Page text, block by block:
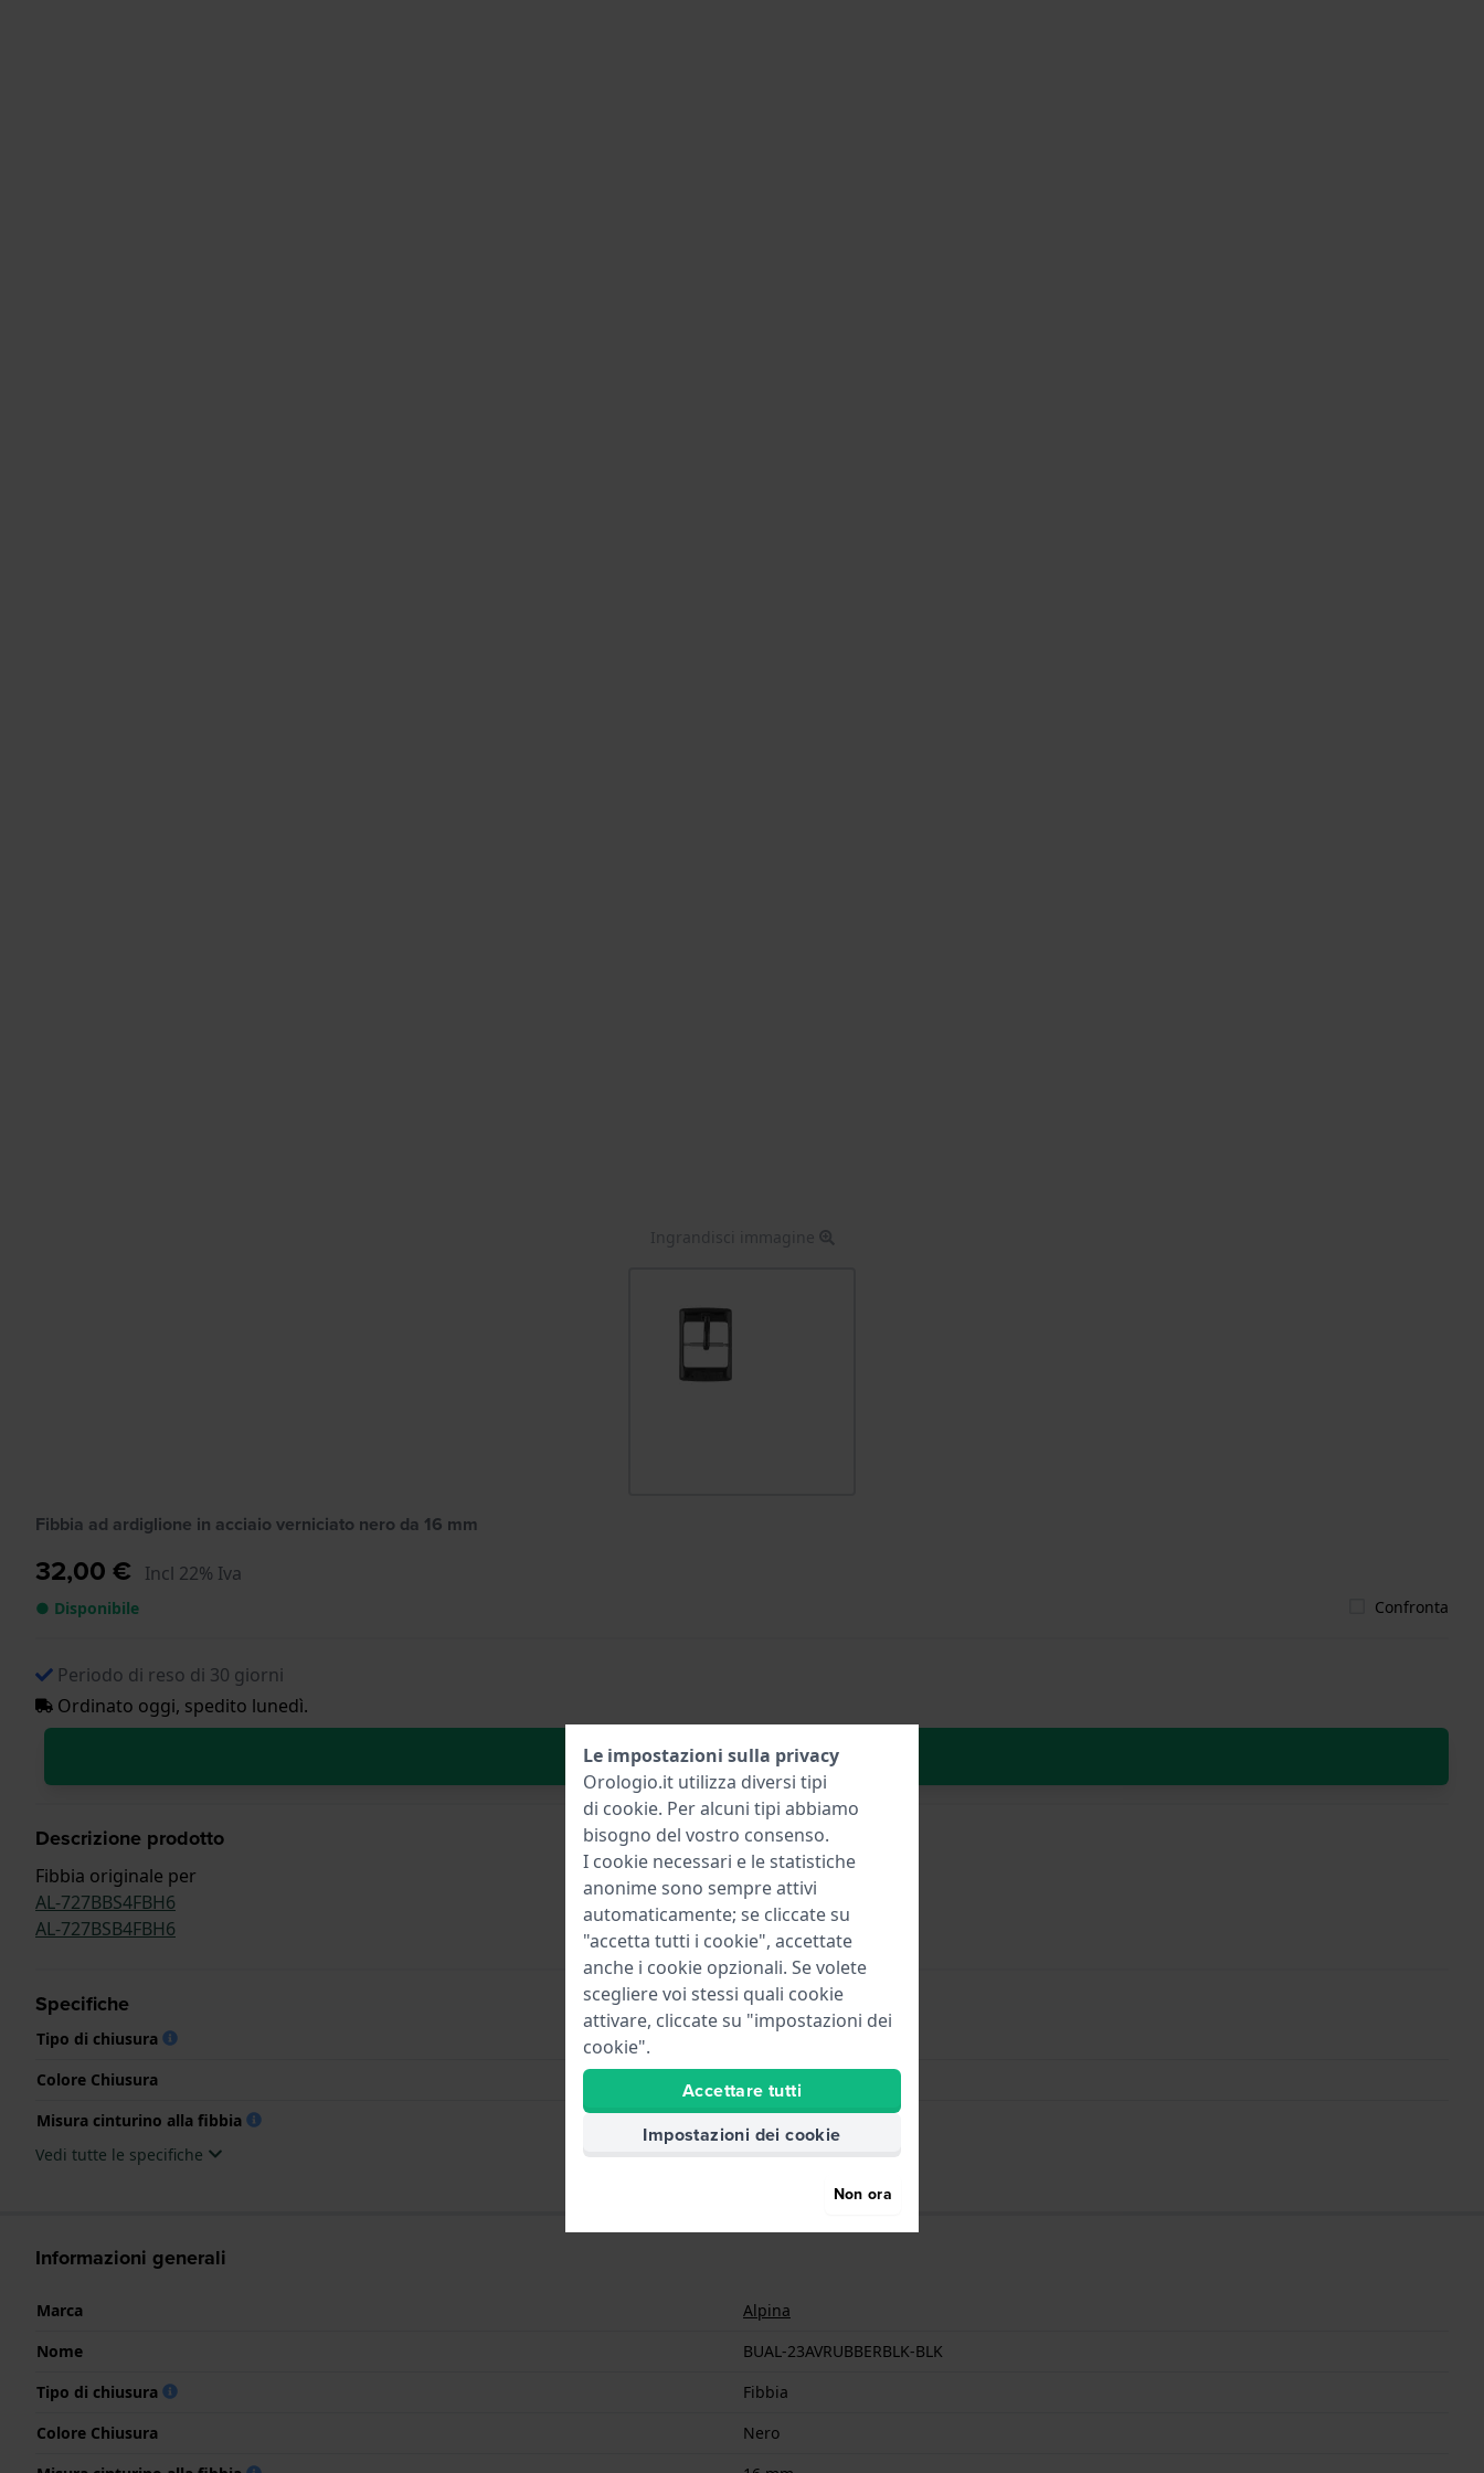
Ingrandisci immagine
Fibbia ad ardiglione in acciaio verniciato nero da 16 mm
32,00 € Incl 22% Iva
● Disponibile Confronta
Periodo di reso di 30 giorni
Ordinato oggi, spedito lunedì.
Aggiungi al carrello
Descrizione prodotto
Fibbia originale per
AL-727BBS4FBH6
AL-727BSB4FBH6
Specifiche
Tipo di chiusura
Fibbia
Colore Chiusura
Misura cinturino alla fibbia
16 mm
Vedi tutte le specifiche
Informazioni generali
Marca
Alpina
Nome
BUAL-23AVRUBBERBLK-BLK
Tipo di chiusura
Fibbia
Colore Chiusura
Nero
Le impostazioni sulla privacy
Orologio.it utilizza diversi tipi
di cookie. Per alcuni tipi abbiamo
bisogno del vostro consenso.
I cookie necessari e le statistiche
anonime sono sempre attivi
automaticamente; se cliccate su
"accetta tutti i cookie", accettate
anche i cookie opzionali. Se volete
scegliere voi stessi quali cookie
attivare, cliccate su "impostazioni dei
cookie".
Accettare tutti
Impostazioni dei cookie
Non ora